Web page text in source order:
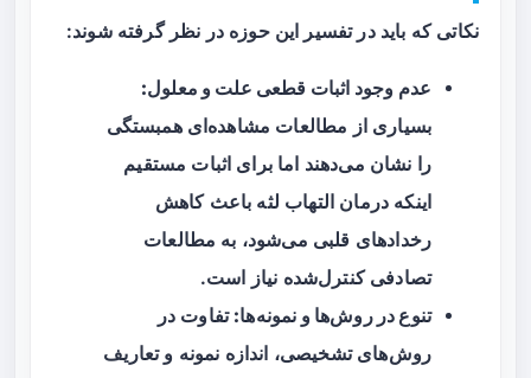
نکاتی که باید در تفسیر این حوزه در نظر گرفته شوند:
عدم وجود اثبات قطعی علت و معلول:
بسیاری از مطالعات مشاهده‌ای همبستگی
را نشان می‌دهند اما برای اثبات مستقیم
اینکه درمان التهاب لثه باعث کاهش
رخدادهای قلبی می‌شود، به مطالعات
تصادفی کنترل‌شده نیاز است.
تنوع در روش‌ها و نمونه‌ها: تفاوت در
روش‌های تشخیصی، اندازه نمونه و تعاریف